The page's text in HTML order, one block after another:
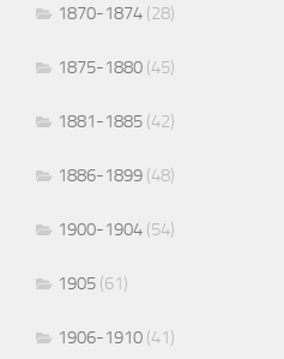
1870-1874 (28)
1875-1880 (45)
1881-1885 (42)
1886-1899 (48)
1900-1904 (54)
1905 (61)
1906-1910 (41)